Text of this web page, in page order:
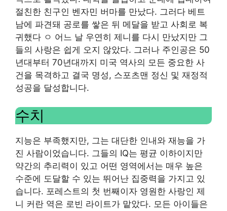
절친한 ​​친구인 벤자민 버마를 만났다. 그러다 베트
남에 파견돼 공로를 쌓은 뒤 메달을 받고 사회로 복
귀했다 ㅇ 어느 날 우연히 제니를 다시 만났지만 그
들의 사랑은 쉽게 오지 않았다. 그러나 주인공은 50
년대부터 70년대까지 미국 역사의 모든 중요한 사
건을 목격하고 결국 명성, 스포츠맨 정신 및 재정적
성공을 달성합니다.
수치
지능은 부족했지만, 그는 대단한 인내와 재능을 가
진 사람이었습니다. 그들의 IQ는 평균 이하이지만
약간의 추리력이 있고 어떤 영역에서는 매우 높은
수준에 도달할 수 있는 뛰어난 집중력을 가지고 있
습니다. 포레스트의 첫 번째이자 영원한 사랑인 제
니 커란 역은 로빈 라이트가 맡았다. 모든 아이들은